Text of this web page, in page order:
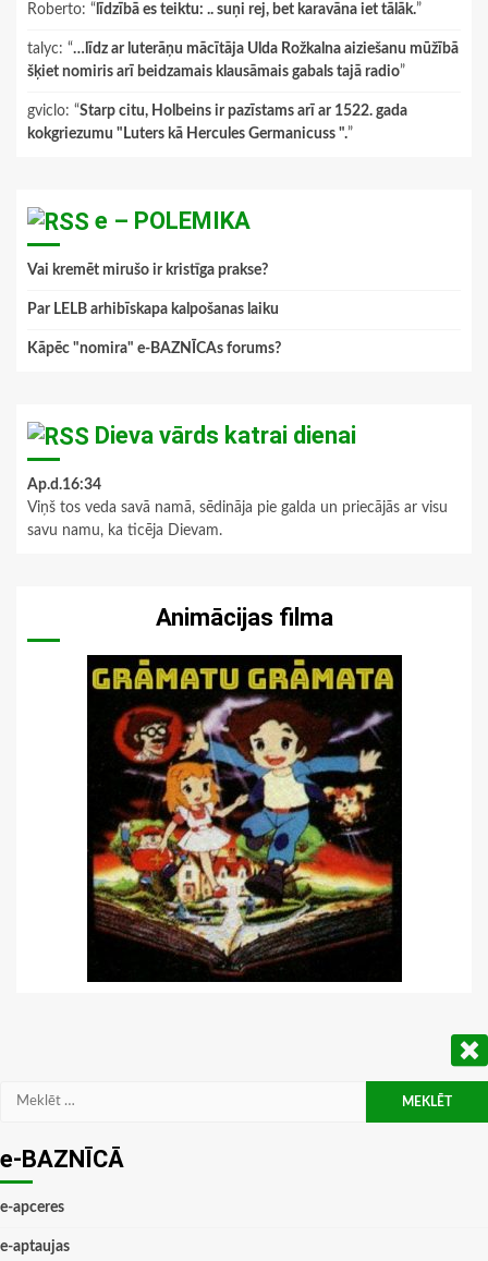
Roberto: “ līdzībā es teiktu: .. suņi rej, bet karavāna iet tālāk.”
talyc: “…līdz ar luterāņu mācītāja Ulda Rožkalna aiziešanu mūžībā
šķiet nomiris arī beidzamais klausāmais gabals tajā radio”
gviclo: “Starp citu, Holbeins ir pazīstams arī ar 1522. gada
kokgriezumu "Luters kā Hercules Germanicuss ".”
e – POLEMIKA
Vai kremēt mirušo ir kristīga prakse?
Par LELB arhibīskapa kalpošanas laiku
Kāpēc "nomira" e-BAZNĪCAs forums?
Dieva vārds katrai dienai
Ap.d.16:34
Viņš tos veda savā namā, sēdināja pie galda un priecājās ar visu
savu namu, ka ticēja Dievam.
Animācijas filma
Meklēt:
e-BAZNĪCĀ
e-apceres
e-aptaujas